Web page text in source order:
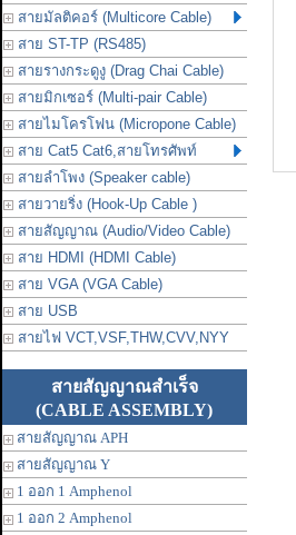
สายมัลติคอร์ (Multicore Cable)
สาย ST-TP (RS485)
สายรางกระดูงู (Drag Chai Cable)
สายมิกเซอร์ (Multi-pair Cable)
สายไมโครโฟน (Micropone Cable)
สาย Cat5 Cat6,สายโทรศัพท์
สายลำโพง (Speaker cable)
สายวายริ่ง (Hook-Up Cable )
สายสัญญาณ (Audio/Video Cable)
สาย HDMI (HDMI Cable)
สาย VGA (VGA Cable)
สาย USB
สายไฟ VCT,VSF,THW,CVV,NYY
สายสัญญาณสำเร็จ
(CABLE ASSEMBLY)
สายสัญญาณ APH
สายสัญญาณ Y
1 ออก 1 Amphenol
1 ออก 2 Amphenol